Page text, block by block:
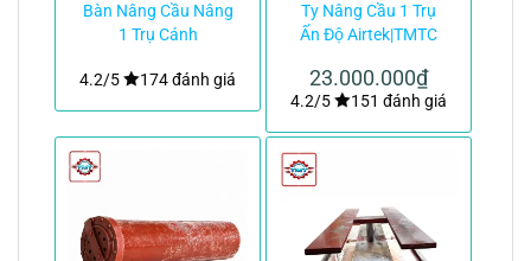
Bàn Nâng Cầu Nâng
1 Trụ Cánh
4.2/5
174 đánh giá
Ty Nâng Cầu 1 Trụ
Ấn Độ Airtek|TMTC
23.000.000₫
4.2/5 151 đánh giá